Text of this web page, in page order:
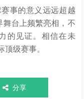
事的意义远远超越
舞台上频繁亮相，不
的见证。相信在未
级赛事。
分享